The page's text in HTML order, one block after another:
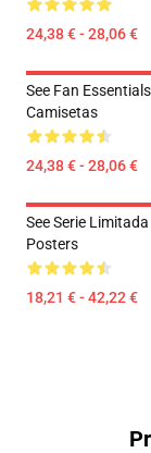
24,38 € - 28,06 €
See Fan
Camisetas
24,38 € - 28,06 €
See Serie
Posters
18,21 € - 42,22 €